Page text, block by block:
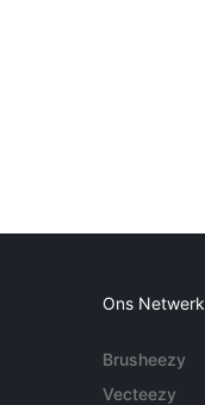
Ons Netwerk
Brusheezy
Vecteezy